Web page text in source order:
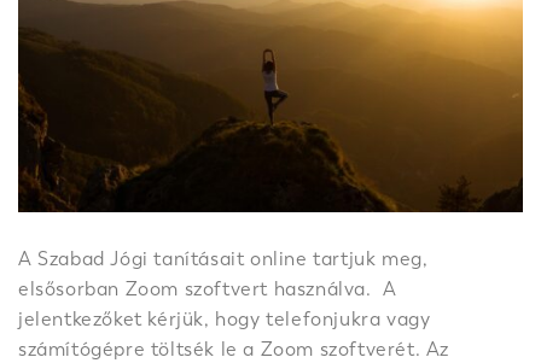
A Szabad Jógi tanításait online tartjuk meg,
elsősorban Zoom szoftvert használva. A
jelentkezőket kérjük, hogy telefonjukra vagy
számítógépre töltsék le a Zoom szoftverét. Az